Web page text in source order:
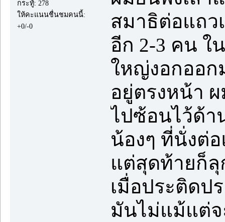
กระทู้: 278
ให้คะแนนชื่นชมคนนี้:
+0/-0
สมาธิต่อแถ
อีก 2-3 คน ใ
ใหญ่งอกออก
อยู่ตรงหน้า
ไปซ้อนไว้ด้า
น้องๆ ที่นั่งต่
แต่สุดท้ายก็ลุ
เมื่อประติดป
มันไม่แม้แต่จ